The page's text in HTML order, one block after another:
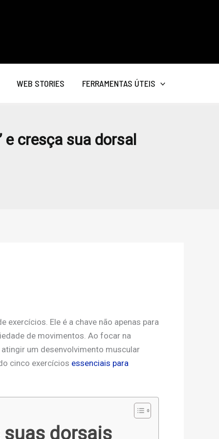
WEB STORIES FERRAMENTAS ÚTEIS
e cresça sua dorsal
Ele é a chave não apenas para
de movimentos. Ao focar na
um desenvolvimento muscular
cinco exercícios essenciais para
dorsais